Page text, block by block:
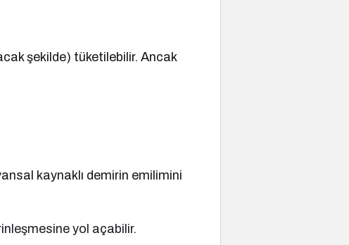
şekilde) tüketilebilir. Ancak
kaynaklı demirin emilimini
yol açabilir.